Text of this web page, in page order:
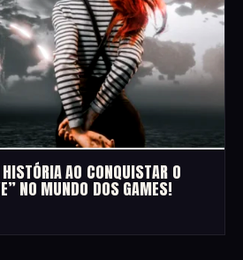
AO CONQUISTAR O
NO MUNDO DOS GAMES!